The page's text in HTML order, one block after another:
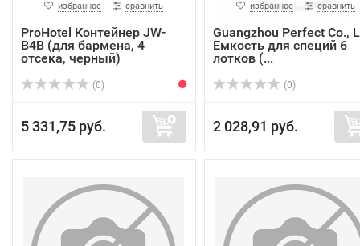
избранное сравнить
ProHotel Контейнер JW-
B4B (для бармена, 4
отсека, черный)
(0)
5 331,75 руб.
избранное сравнить
Guangzhou Perfect Co.,
Емкость для специй 6
лотков (...
(0)
2 028,91 руб.